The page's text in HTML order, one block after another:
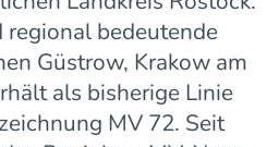
bedeutende
Güstrow, Krakow am
als bisherige Linie
MV 72. Seit